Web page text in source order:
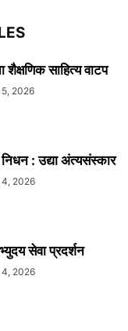
शैक्षणिक साहित्य वाटप
2026
निधन : उद्या अंत्यसंस्कार
2026
सेवा प्रदर्शन
2026